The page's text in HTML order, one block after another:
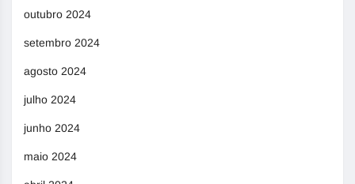
outubro 2024
setembro 2024
agosto 2024
julho 2024
junho 2024
maio 2024